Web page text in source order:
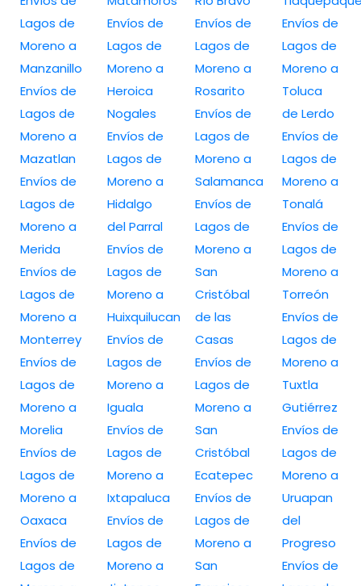
Lagos de
Moreno a
Manzanillo
Envíos de
Lagos de
Moreno a
Mazatlan
Envíos de
Lagos de
Moreno a
Merida
Envíos de
Lagos de
Moreno a
Monterrey
Envíos de
Lagos de
Moreno a
Morelia
Envíos de
Lagos de
Moreno a
Oaxaca
Envíos de
Lagos de
Envíos de
Lagos de
Moreno a
Heroica
Nogales
Envíos de
Lagos de
Moreno a
Hidalgo
del Parral
Envíos de
Lagos de
Moreno a
Huixquilucan
Envíos de
Lagos de
Moreno a
Iguala
Envíos de
Lagos de
Moreno a
Ixtapaluca
Envíos de
Lagos de
Moreno a
Envíos de
Lagos de
Moreno a
Rosarito
Envíos de
Lagos de
Moreno a
Salamanca
Envíos de
Lagos de
Moreno a
San
Cristóbal
de las
Casas
Envíos de
Lagos de
Moreno a
San
Cristóbal
Ecatepec
Envíos de
Lagos de
Moreno a
San
Envíos de
Lagos de
Moreno a
Toluca
de Lerdo
Envíos de
Lagos de
Moreno a
Tonalá
Envíos de
Lagos de
Moreno a
Torreón
Envíos de
Lagos de
Moreno a
Tuxtla
Gutiérrez
Envíos de
Lagos de
Moreno a
Uruapan
del
Progreso
Envíos de